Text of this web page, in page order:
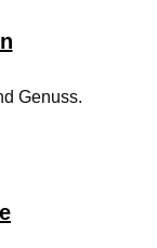
Genuss.